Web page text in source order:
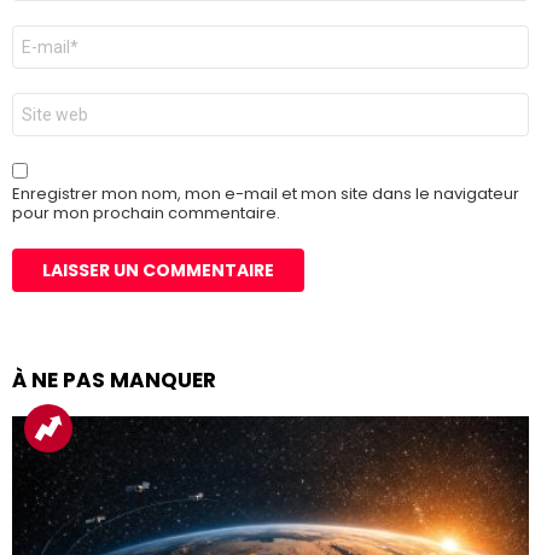
E-
mail
*
Site
web
Enregistrer mon nom, mon e-mail et mon site dans le navigateur
pour mon prochain commentaire.
À NE PAS MANQUER